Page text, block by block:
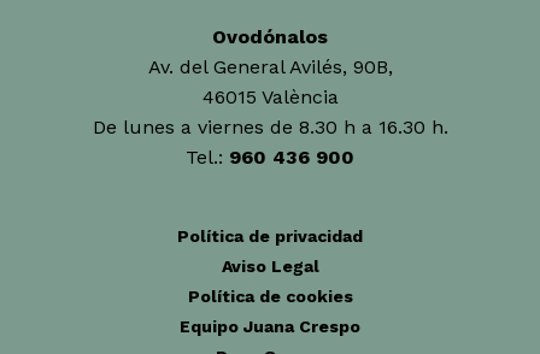
Ovodónalos
Av. del General Avilés, 90B,
46015 València
De lunes a viernes de 8.30 h a 16.30 h.
Tel.: 960 436 900
Política de privacidad
Aviso Legal
Política de cookies
Equipo Juana Crespo